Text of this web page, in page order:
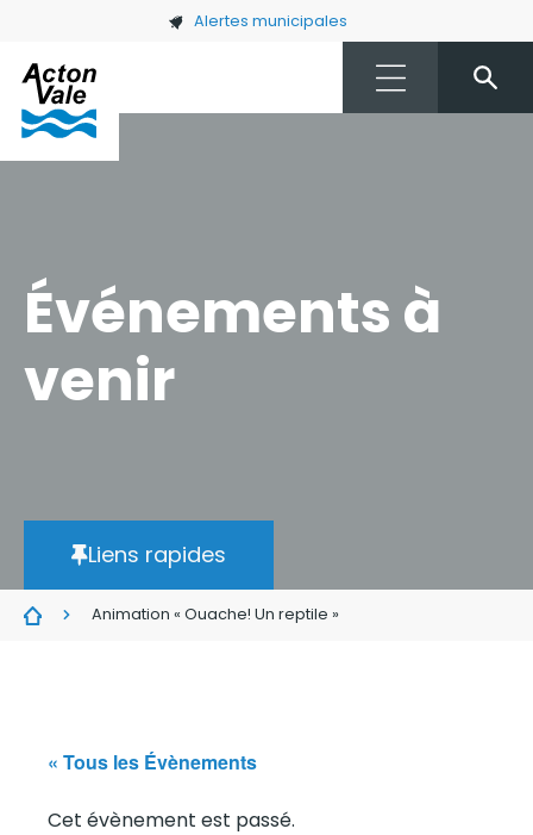
Skip to main content Alertes municipales
Événements à
venir
Liens rapides
Animation « Ouache! Un reptile »
« Tous les Évènements
Cet évènement est passé.